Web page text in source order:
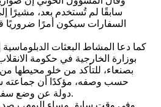
سابقًا لم تُستخدم بعد، مشيرًا
السفارات سيكون أمرًا ضروريًا
كما دعا المشاط البعثات
بوزارة الخارجية في حكومة
بصنعاء، للتأكد من خلو محيطها
حسب وصفه، مؤكدًا أن جماعته
دولة عن وضع سفارتها في الكيان الصهيوني.
وفي وقت سابق مساء اليوم، رصد